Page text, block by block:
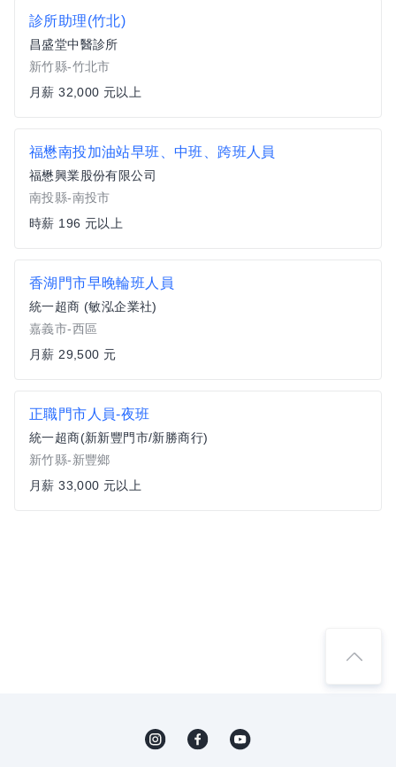
診所助理(竹北)
昌盛堂中醫診所
新竹縣-竹北市
月薪 32,000 元以上
福懋南投加油站早班、中班、跨班人員
福懋興業股份有限公司
南投縣-南投市
時薪 196 元以上
香湖門市早晚輪班人員
統一超商 (敏泓企業社)
嘉義市-西區
月薪 29,500 元
正職門市人員-夜班
統一超商(新新豐門市/新勝商行)
新竹縣-新豐鄉
月薪 33,000 元以上